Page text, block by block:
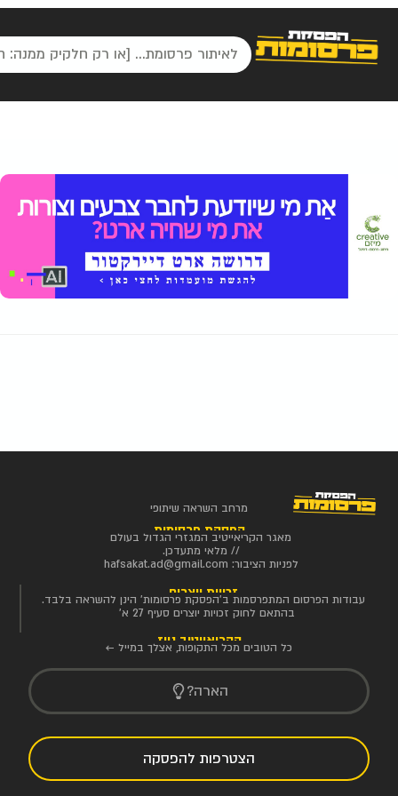
מרחב השראה שיתופי
הפסקת פרסומות
מאגר הקריאייטיב המגזרי הגדול בעולם
// מלאי מתעדכן.
לפניות הציבור: hafsakat.ad@gmail.com
זכויות יוצרים
עבודות הפרסום המתפרסמות ב'הפסקת פרסומות' הינן להשראה בלבד.
בהתאם לחוק זכויות יוצרים סעיף 27 א'
הקריאייטיב ניוז
כל הטובים מכל התקופות, אצלך במייל ←
הארה?
הצטרפות להפסקה